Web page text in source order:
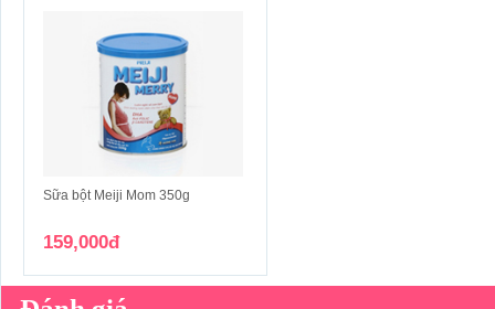
Sữa bột Meiji Mom 350g
159,000đ